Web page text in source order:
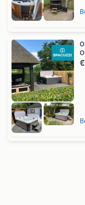
Uitverkoop